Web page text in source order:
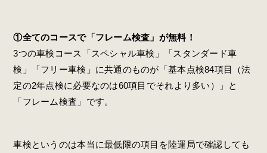
①全てのコースで「フレーム検査」が無料！
3つの車検コース「スペシャル車検」「スタンダード車
検」「フリー車検」に共通のものが「基本点検84項目（法
定の2年点検に必要なのは60項目でそれより多い）」と
「フレーム検査」です。
車検というのは本当に最低限の項目を陸運局で確認しても